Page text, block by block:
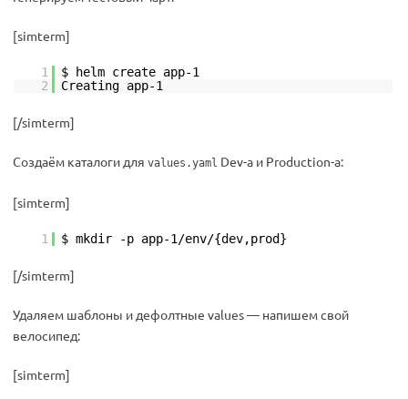
[simterm]
1
$ helm create app-1
2
Creating app-1
[/simterm]
Создаём каталоги для values.yaml Dev-а и Production-а:
[simterm]
1 $ mkdir -p app-1/env/{dev,prod}
[/simterm]
Удаляем шаблоны и дефолтные values — напишем свой
велосипед:
[simterm]